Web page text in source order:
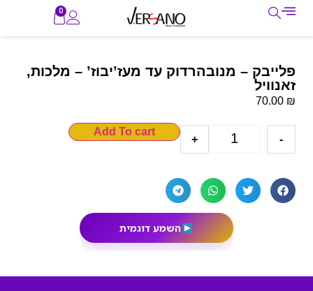
0
פלייבק – מנובהרדוק עד מעז’יבוז’ – מלכות,
זאנוויל
70.00 ₪
-
+
Add To cart
השמע דוגמית